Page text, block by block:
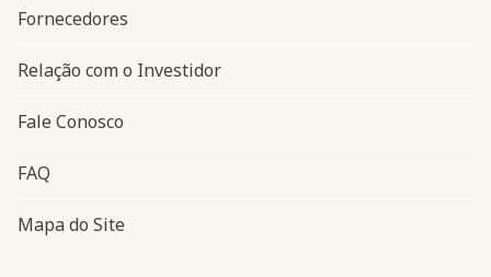
Fornecedores
Relação com o Investidor
Fale Conosco
FAQ
Mapa do Site